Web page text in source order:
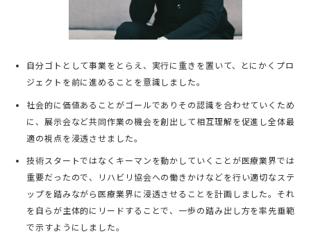
自分ゴトとして事業をとらえ、実行に重きを置いて、とにかくプロ
ジェクトを前に進めることを意識しました。
社会的に価値あることがゴールでありその認識を合わせていくため
に、展示会など共同作業の機会を創出して相互理解を促進し全体最
適の視点を浸透させました。
技術スタートではなくキーマンを動かしていくことが医療業界では
重要だったので、リハビリ協会への働きかけなどを行い適切なステ
ップを踏みながら医療業界に浸透させることを計画しました。それ
を自らが主体的にリードすることで、一歩の踏み出し方を率先垂範
で示すようにしました。